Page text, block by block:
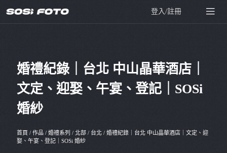
登入/註冊
婚禮紀錄｜台北 中山晶華酒店｜
文定、迎娶、午宴、登記｜SOSi
婚紗
首頁 / 作品 / 婚禮系列 / 北部 / 台北 / 婚禮紀錄｜台北 中山晶華酒店｜文定、迎
娶、午宴、登記｜SOSi 婚紗